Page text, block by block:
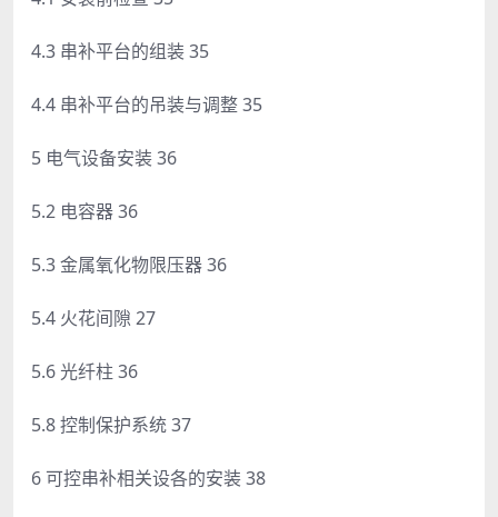
4.3 串补平台的组装 35
4.4 串补平台的吊装与调整 35
5 电气设备安装 36
5.2 电容器 36
5.3 金属氧化物限压器 36
5.4 火花间隙 27
5.6 光纤柱 36
5.8 控制保护系统 37
6 可控串补相关设各的安装 38